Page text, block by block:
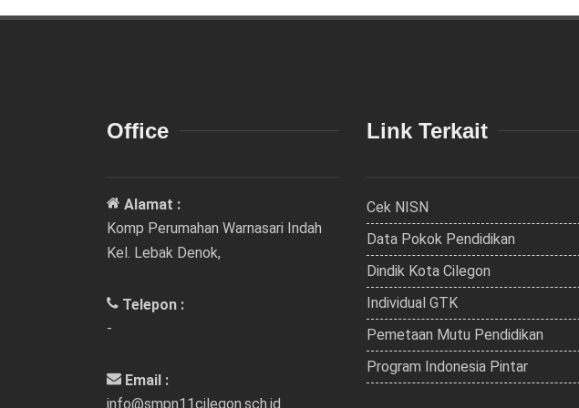
Office
Alamat :
Komp Perumahan Warnasari Indah
Kel. Lebak Denok,
Telepon :
-
Email :
info@smpn11cilegon.sch.id
Link Terkait
Cek NISN
Data Pokok Pendidikan
Dindik Kota Cilegon
Individual GTK
Pemetaan Mutu Pendidikan
Program Indonesia Pintar